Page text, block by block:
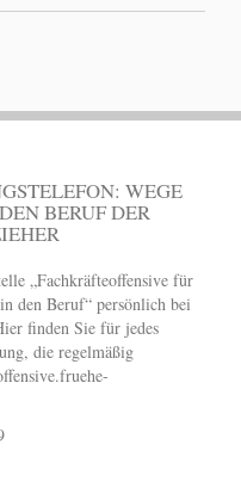
WEGE
BERUF DER
„Fachkräfteoffensive für
den Beruf“ persönlich bei
finden Sie für jedes
die regelmäßig